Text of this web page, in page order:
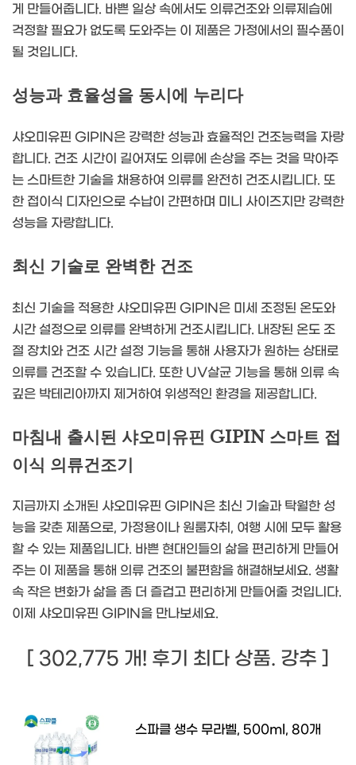
게 만들어줍니다. 바쁜 일상 속에서도 의류건조와 의류제습에
걱정할 필요가 없도록 도와주는 이 제품은 가정에서의 필수품이
될 것입니다.
성능과 효율성을 동시에 누리다
샤오미유핀 GIPIN은 강력한 성능과 효율적인 건조능력을 자랑
합니다. 건조 시간이 길어져도 의류에 손상을 주는 것을 막아주
는 스마트한 기술을 채용하여 의류를 완전히 건조시킵니다. 또
한 접이식 디자인으로 수납이 간편하며 미니 사이즈지만 강력한
성능을 자랑합니다.
최신 기술로 완벽한 건조
최신 기술을 적용한 샤오미유핀 GIPIN은 미세 조정된 온도와
시간 설정으로 의류를 완벽하게 건조시킵니다. 내장된 온도 조
절 장치와 건조 시간 설정 기능을 통해 사용자가 원하는 상태로
의류를 건조할 수 있습니다. 또한 UV살균 기능을 통해 의류 속
깊은 박테리아까지 제거하여 위생적인 환경을 제공합니다.
마침내 출시된 샤오미유핀 GIPIN 스마트 접
이식 의류건조기
지금까지 소개된 샤오미유핀 GIPIN은 최신 기술과 탁월한 성
능을 갖춘 제품으로, 가정용이나 원룸자취, 여행 시에 모두 활용
할 수 있는 제품입니다. 바쁜 현대인들의 삶을 편리하게 만들어
주는 이 제품을 통해 의류 건조의 불편함을 해결해보세요. 생활
속 작은 변화가 삶을 좀 더 즐겁고 편리하게 만들어줄 것입니다.
이제 샤오미유핀 GIPIN을 만나보세요.
[ 302,775 개! 후기 최다 상품. 강추 ]
스파클 생수 무라벨, 500ml, 80개